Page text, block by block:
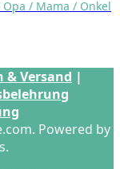
Opa / Mama / Onkel
& Versand |
Powered by